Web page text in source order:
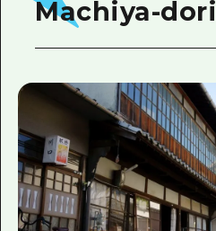
Machiya-dori